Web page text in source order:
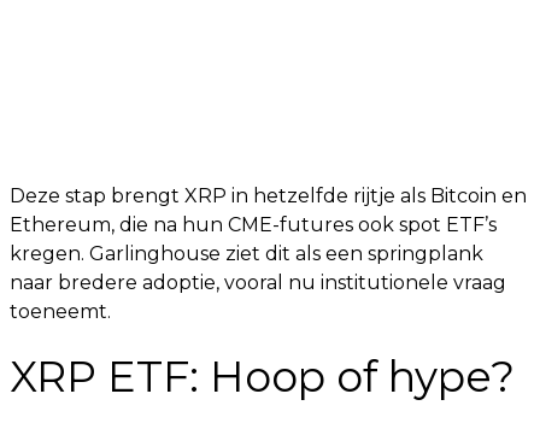
Deze stap brengt XRP in hetzelfde rijtje als Bitcoin en
Ethereum, die na hun CME-futures ook spot ETF’s
kregen. Garlinghouse ziet dit als een springplank
naar bredere adoptie, vooral nu institutionele vraag
toeneemt.
XRP ETF: Hoop of hype?